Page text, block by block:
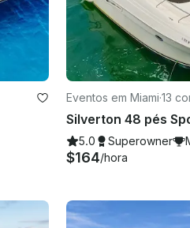
Eventos em Miami·13
Silverton 48 pés
5.0 Superowner
$164/hora